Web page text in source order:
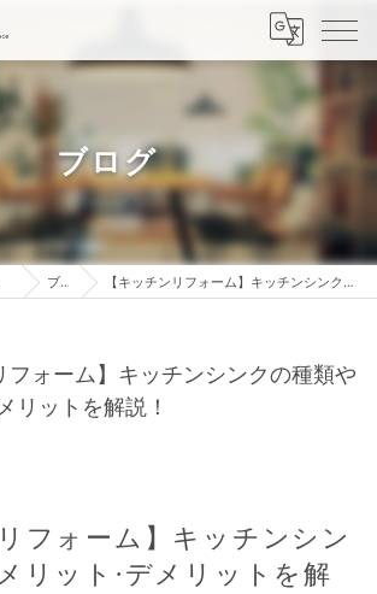
ブログ
ブログ 【キッチンリフォーム】キッチンシンクの種類やメリット·デメリットを解説！
フォーム】キッチンシンクの種類や
リットを解説！
フォーム】キッチンシン
リット·デメリットを解